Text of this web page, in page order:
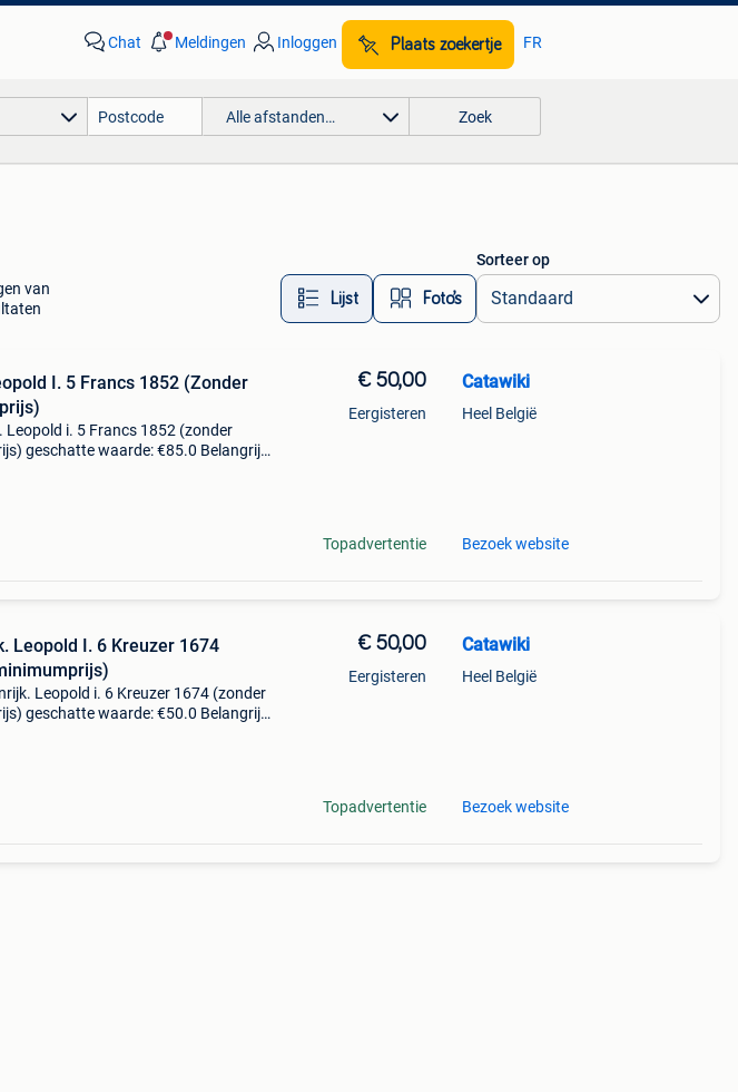
Chat Meldingen Inloggen Plaats zoekertje FR
Alle afstanden… Zoek
van
Lijst Foto’s
Sorteer op
I. 5 Francs 1852 (Zonder
Leopold i. 5 Francs 1852 (zonder
geschatte waarde: €85.0 Belangrijk:
€ 50,00
Eergisteren
Topadvertentie
Catawiki
Heel België
Bezoek website
Leopold I. 6 Kreuzer 1674
Leopold i. 6 Kreuzer 1674 (zonder
geschatte waarde: €50.0 Belangrijk:
€ 50,00
Eergisteren
Topadvertentie
Catawiki
Heel België
Bezoek website